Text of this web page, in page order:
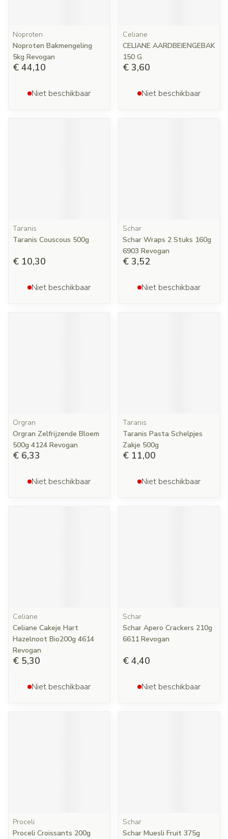
Noproten
Noproten Bakmengeling
5kg Revogan
€ 44,10
Niet beschikbaar
Celiane
CELIANE AARDBEIENGEBAK
150 G
€ 3,60
Niet beschikbaar
Taranis
Taranis Couscous 500g
€ 10,30
Niet beschikbaar
Schar
Schar Wraps 2 Stuks 160g
6903 Revogan
€ 3,52
Niet beschikbaar
Orgran
Orgran Zelfrijzende Bloem
500g 4124 Revogan
€ 6,33
Niet beschikbaar
Taranis
Taranis Pasta Schelpjes
Zakje 500g
€ 11,00
Niet beschikbaar
Celiane
Celiane Cakeje Hart
Hazelnoot Bio200g 4614
Revogan
€ 5,30
Niet beschikbaar
Schar
Schar Apero Crackers 210g
6611 Revogan
€ 4,40
Niet beschikbaar
Proceli
Proceli Croissants 200g
Schar
Schar Muesli Fruit 375g